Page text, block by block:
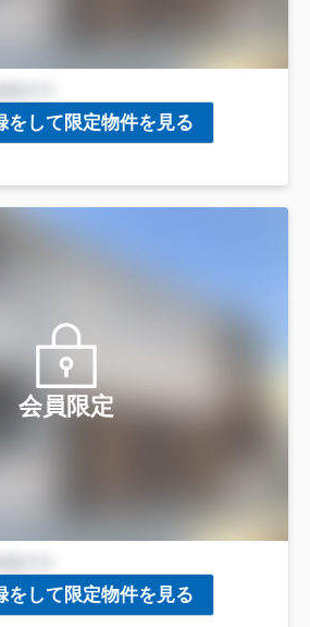
をして限定物件を見る
会員限定
をして限定物件を見る